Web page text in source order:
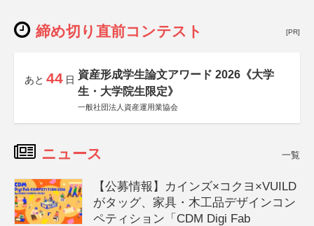
締め切り直前コンテスト [PR]
あと 44 日 資産形成学生論文アワード 2026《大学
生・大学院生限定》
一般社団法人資産運用業協会
ニュース 一覧
【公募情報】カインズ×コクヨ×VUILD
がタッグ、家具・木工品デザインコン
ペティション「CDM Digi Fab